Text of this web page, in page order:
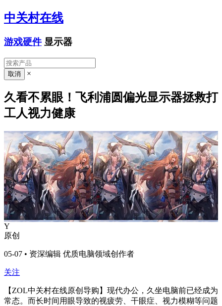
中关村在线
游戏硬件 显示器
×
久看不累眼！飞利浦圆偏光显示器拯救打
工人视力健康
Y
原创
05-07 • 资深编辑 优质电脑领域创作者
关注
【ZOL中关村在线原创导购】现代办公，久坐电脑前已经成为
常态。而长时间用眼导致的视疲劳、干眼症、视力模糊等问题